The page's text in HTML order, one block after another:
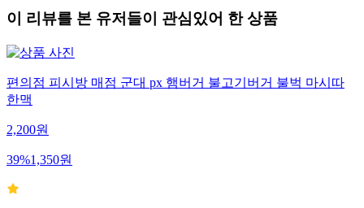
이 리뷰를 본 유저들이 관심있어 한 상품
편의점 피시방 매점 군대 px 햄버거 불고기버거 불벅 마시따
한맥
2,200원
39%1,350원